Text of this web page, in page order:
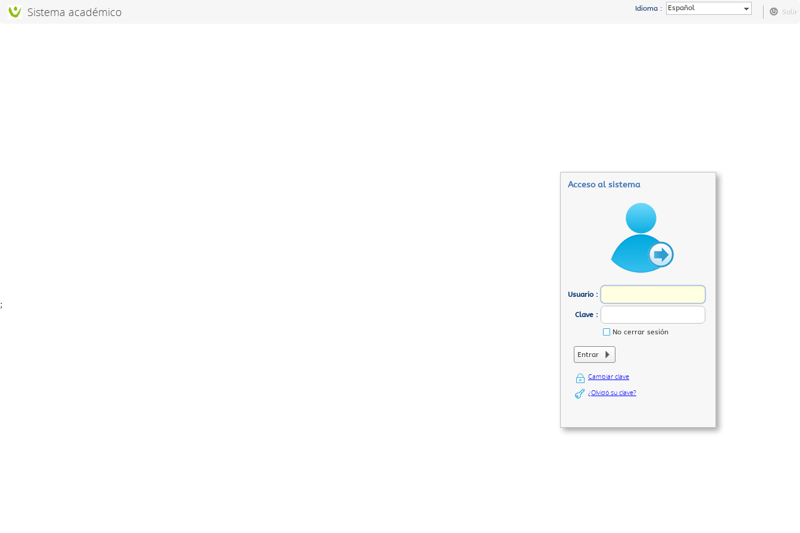
;
Acceso al sistema
Usuario:
Clave :
No cerrar sesión
Entrar
Cambiar clave
¿Olvidó su clave?
Sistema académico Idioma : Español Salir